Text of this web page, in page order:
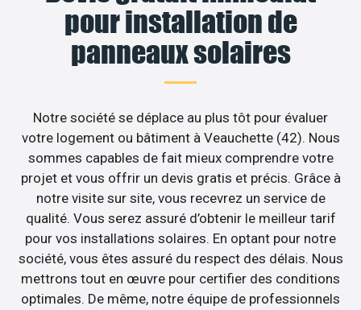
pour installation de
panneaux solaires
Notre société se déplace au plus tôt pour évaluer
votre logement ou bâtiment à Veauchette (42). Nous
sommes capables de fait mieux comprendre votre
projet et vous offrir un devis gratis et précis. Grâce à
notre visite sur site, vous recevrez un service de
qualité. Vous serez assuré d’obtenir le meilleur tarif
pour vos installations solaires. En optant pour notre
société, vous êtes assuré du respect des délais. Nous
mettrons tout en œuvre pour certifier des conditions
optimales. De même, notre équipe de professionnels